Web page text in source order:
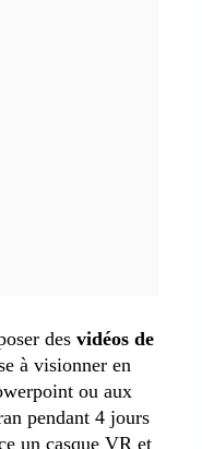
des vidéos de
à visionner en
ou aux
pendant 4 jours
un casque VR et